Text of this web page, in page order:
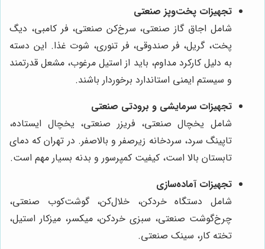
تجهیزات پخت‌وپز صنعتی
شامل اجاق گاز صنعتی، سرخ‌کن صنعتی، فر کامبی، دیگ
پخت، گریل، فر صندوقی، فر تنوری، شوت غذا. این دسته
به دلیل کارکرد مداوم، باید از استیل مرغوب، مشعل قدرتمند
و سیستم ایمنی استاندارد برخوردار باشند.
تجهیزات سرمایشی و برودتی صنعتی
شامل یخچال صنعتی، فریزر صنعتی، یخچال ایستاده،
تاپینگ سرد، سردخانه زیرصفر و بالاصفر. در تهران که دمای
تابستان بالا است، کیفیت کمپرسور و بدنه بسیار مهم است.
تجهیزات آماده‌سازی
شامل دستگاه خردکن، خلال‌کن، گوشت‌کوب صنعتی،
چرخ‌گوشت صنعتی، سبزی خردکن، میکسر، میزکار استیل،
تخته کار، سینک صنعتی.